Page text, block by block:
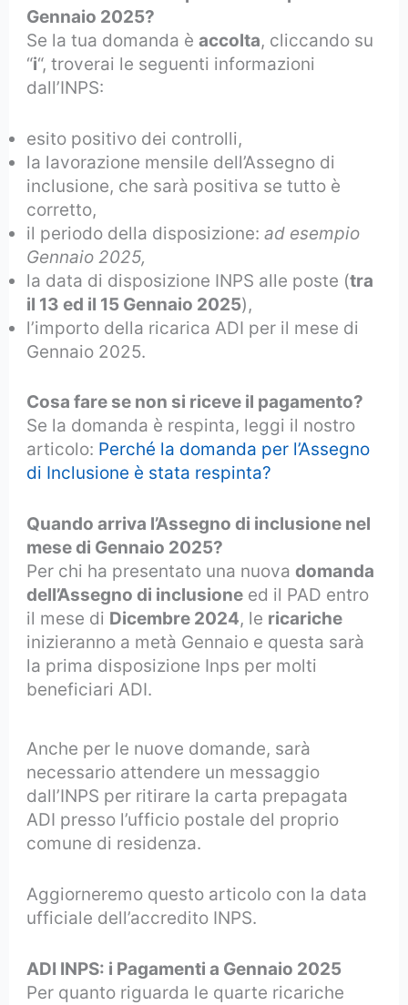
Gennaio 2025?
Se la tua domanda èaccolta, cliccando su
“i“, troverai le seguenti informazioni
dall’INPS:
esito positivo dei controlli,
la lavorazione mensile dell’Assegno di
inclusione, che sarà positiva se tutto è
corretto,
il periodo della disposizione:ad esempio
Gennaio 2025,
la data di disposizione INPS alle poste (tra
il 13 ed il 15 Gennaio 2025),
l’importo della ricarica ADI per il mese di
Gennaio 2025.
Cosa fare se non si riceve il pagamento?
Se la domanda è respinta, leggi il nostro
articolo: Perché la domanda per l’Assegno
di Inclusione è stata respinta?
Quando arriva l’Assegno di inclusione nel
mese di Gennaio 2025?
Per chi ha presentato una nuovadomanda
dell’Assegno di inclusione ed il PAD entro
il mese di Dicembre 2024, le ricariche
inizieranno a metà Gennaio e questa sarà
la prima disposizione Inps per molti
beneficiari ADI.
Anche per le nuove domande, sarà
necessario attendere un messaggio
dall’INPS per ritirare la carta prepagata
ADI presso l’ufficio postale del proprio
comune di residenza.
Aggiorneremo questo articolo con la data
ufficiale dell’accredito INPS.
ADI INPS: i Pagamenti a Gennaio 2025
Per quanto riguarda le quarte ricariche